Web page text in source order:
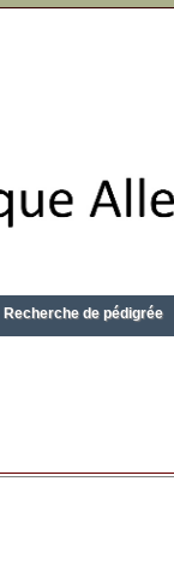
Recherche de pédigrée